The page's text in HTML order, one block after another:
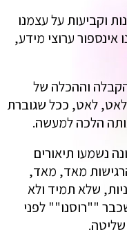
וקביעות על עצמנו
אינספור ערוצי מידע,
הקבלה וההכלה של
לאט, ככל שגוברת
הלכה למעשה.
נשמעו תיאורים
מאד, מאד,
שלא תמיד ולא
""רוסנו"" לפני